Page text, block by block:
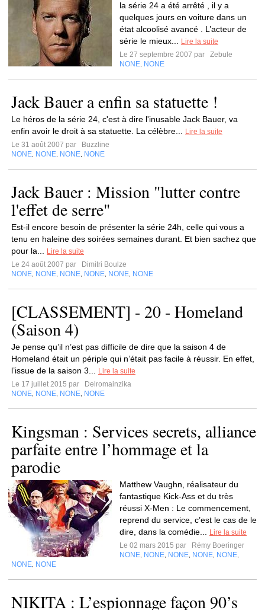
la série 24 a été arrêté , il y a
quelques jours en voiture dans un
état alcoolisé avancé . L’acteur de
série le mieux...
Lire la suite
Le 27 septembre 2007 par
Zebule
NONE NONE
Jack Bauer a enfin sa statuette !
Le héros de la série 24, c'est à dire l'inusable Jack Bauer, va
enfin avoir le droit à sa statuette. La célèbre...
Lire la suite
Le 31 août 2007 par
Buzzline
NONE NONE NONE NONE
Jack Bauer : Mission "lutter contre
l'effet de serre"
Est-il encore besoin de présenter la série 24h, celle qui vous a
tenu en haleine des soirées semaines durant. Et bien sachez que
pour la...
Lire la suite
Le 24 août 2007 par
Dimitri Boulze
NONE NONE NONE NONE NONE NONE
[CLASSEMENT] - 20 - Homeland
(Saison 4)
Je pense qu’il n’est pas difficile de dire que la saison 4 de
Homeland était un périple qui n’était pas facile à réussir. En effet,
l’issue de la saison 3...
Lire la suite
Le 17 juillet 2015 par
Delromainzika
NONE NONE NONE NONE
Kingsman : Services secrets, alliance
parfaite entre l’hommage et la
parodie
Matthew Vaughn, réalisateur du
fantastique Kick-Ass et du très
réussi X-Men : Le commencement,
reprend du service, c’est le cas de le
dire, dans la comédie...
Lire la suite
Le 02 mars 2015 par
Rémy Boeringer
NONE NONE NONE NONE NONE
NONE NONE
NIKITA : L’espionnage façon 90’s